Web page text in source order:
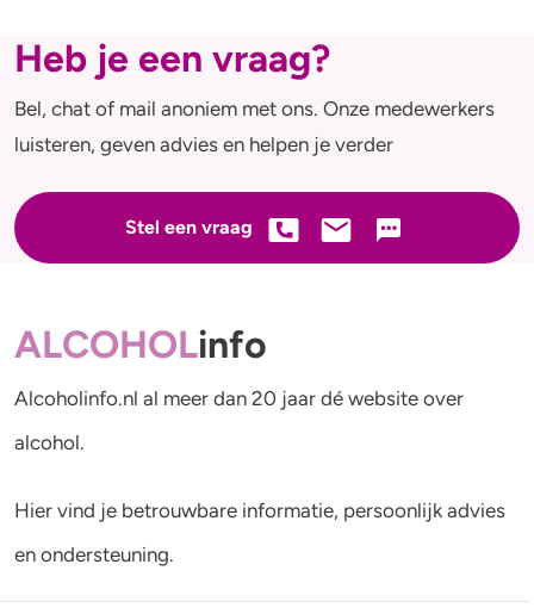
Heb je een vraag?
Bel, chat of mail anoniem met ons. Onze medewerkers
luisteren, geven advies en helpen je verder
Stel een vraag
ALCOHOLinfo
Alcoholinfo.nl al meer dan 20 jaar dé website over
alcohol.
Hier vind je betrouwbare informatie, persoonlijk advies
en ondersteuning.